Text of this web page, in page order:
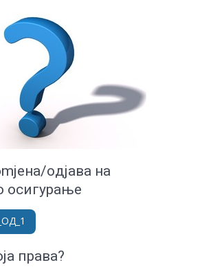
oдjaвa нa
oсигурaњe
права?